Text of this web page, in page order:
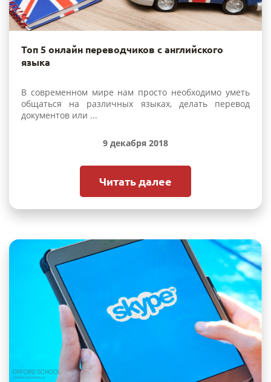
Топ 5 онлайн переводчиков с английского
языка
В современном мире нам просто необходимо уметь
общаться на различных языках, делать перевод
документов или ...
9 декабря 2018
Читать далее